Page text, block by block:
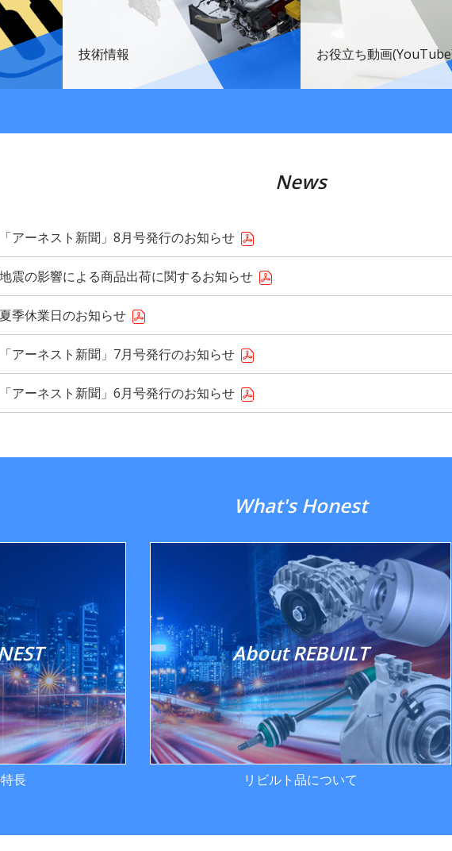
技術情報 お役立ち動画
News
「アーネスト新聞」8月号発行のお知らせ
地震の影響による商品出荷に関するお知らせ
夏季休業日のお知らせ
「アーネスト新聞」7月号発行のお知らせ
「アーネスト新聞」6月号発行のお知らせ
What's Honest
長
About REBUILT
リビルト品について